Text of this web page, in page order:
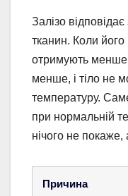
Залізо
тканин. Коли його
отримують менше
менше, і тіло не
температуру.
при нормальній
нічого не
Причина